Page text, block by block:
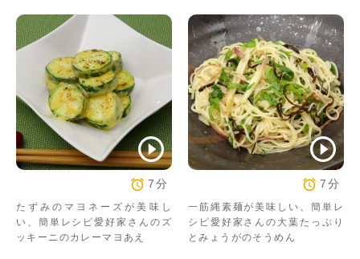
7分
たずみのマヨネーズが美味し
い、簡単レシピ愛好家さんのズ
ッキーニのカレーマヨあえ
7分
一筋縄素麺が美味しい、簡単レ
シピ愛好家さんの大葉たっぷり
とみょうがのそうめん